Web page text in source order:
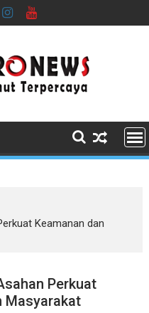
Keamanan dan
Perkuat
Masyarakat